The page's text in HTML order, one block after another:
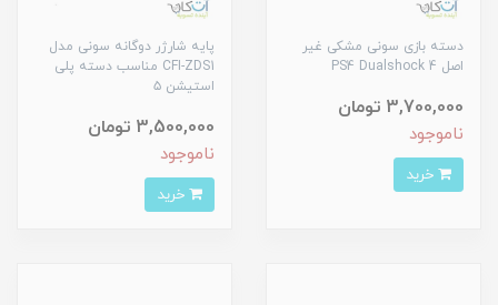
دسته بازی سونی مشکی غیر
اصل PS4 Dualshock 4
3,700,000 تومان
ناموجود
پایه شارژر دوگانه سونی مدل
CFI-ZDS1 مناسب دسته پلی
استیشن ۵
3,500,000 تومان
ناموجود